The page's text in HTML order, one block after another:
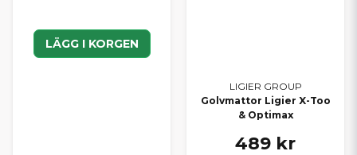
LÄGG I KORGEN
LIGIER GROUP
Golvmattor Ligier X-Too
& Optimax
489 kr